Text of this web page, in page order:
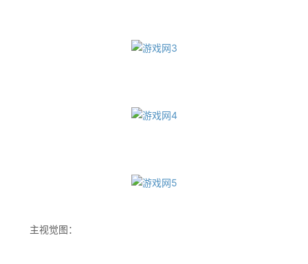
主视觉图：